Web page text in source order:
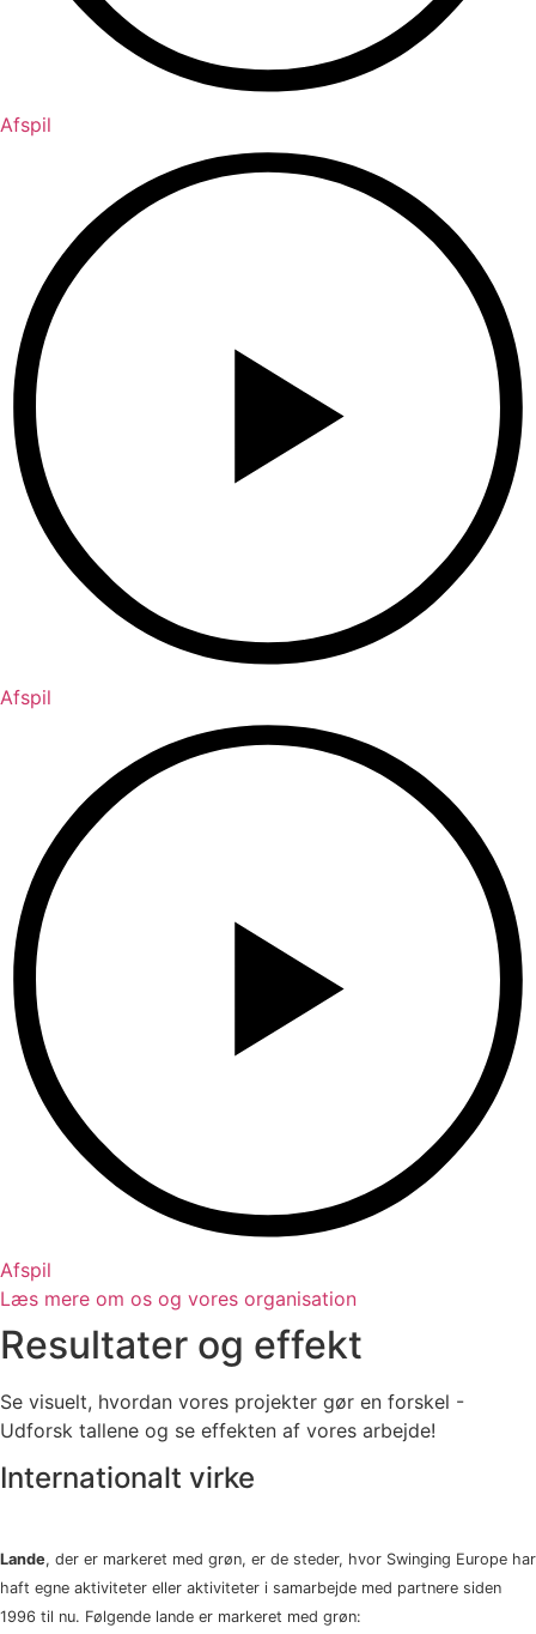
Afspil
Afspil
Afspil
Læs mere om os og vores organisation
Resultater og effekt
Se visuelt, hvordan vores projekter gør en forskel -
Udforsk tallene og se effekten af vores arbejde!
Internationalt virke
Lande, der er markeret med grøn, er de steder, hvor Swinging Europe har
haft egne aktiviteter eller aktiviteter i samarbejde med partnere siden
1996 til nu. Følgende lande er markeret med grøn: